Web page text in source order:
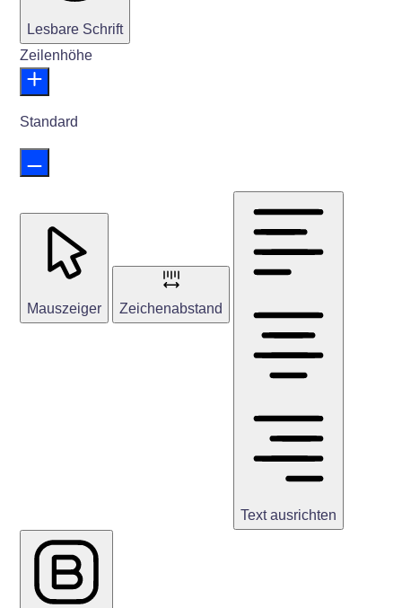
Lesbare Schrift
Zeilenhöhe
Standard
Mauszeiger Zeichenabstand
Text ausrichten